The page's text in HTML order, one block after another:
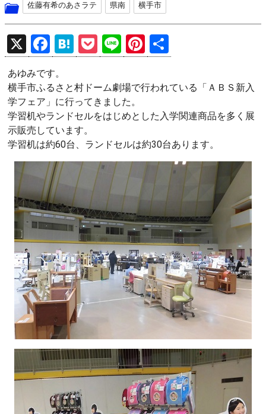
佐藤有希のあさラテ 県南 横手市
X
F
a
ce
b
o
o
k
H
at
e
n
a
P
o
ck
et
Li
n
e
Pi
nt
er
t
有
あゆみです。
横手市ふるさと村ドーム劇場で行われている「ＡＢＳ新入
学フェア」に行ってきました。
学習机やランドセルをはじめとした入学関連商品を多く展
示販売しています。
学習机は約60台、ランドセルは約30台あります。